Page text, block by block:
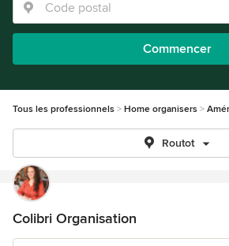
Commencer
Tous les professionnels Home organisers
Routot
Colibri Organisation